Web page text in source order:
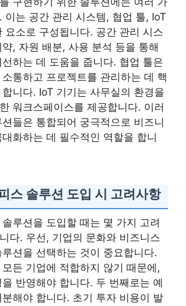
이는 공간 관리 시스템, 협업 툴, IoT
요소로 구성됩니다. 공간 관리 시스
, 자원 배분, 사용 분석 등을 통해
하는 데 도움을 줍니다. 협업 툴은
통하고 프로젝트를 관리하는 데 핵
니다. IoT 기기는 사무실의 환경을
워크스페이스를 제공합니다. 이러
들은 통합되어 궁극적으로 비즈니
화하는 데 필수적인 역할을 합니
스 솔루션 도입 시 고려사항
루션을 도입할 때는 몇 가지 고려
다. 우선, 기업의 문화와 비즈니스
션을 선택하는 것이 중요합니다.
든 기업에 적합하지 않기 때문에,
반영해야 합니다. 두 번째로는 예
해야 합니다. 초기 투자 비용이 발